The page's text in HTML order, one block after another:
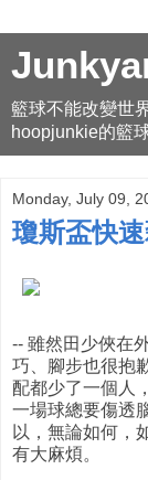
籃球不能改變世
hoopjunkie的籃
Monday, July 09,
瓊斯盃快
-- 雖然田少俠在
巧、腳步也很抱
配都少了一個人
一場球總要傷透
以，無論如何，
有大麻煩。